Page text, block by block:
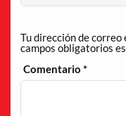
Tu dirección de
campos obligatorios
Comentario*